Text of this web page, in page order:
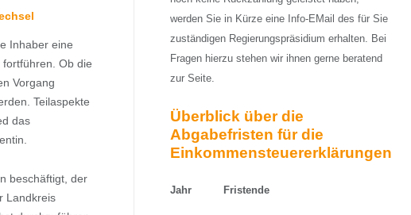
Inhaber eine
Ob die
Vorgang
Teilaspekte
das
beschäftigt, der
Landkreis
werden Sie in Kürze eine Info-EMail des für Sie
zuständigen Regierungspräsidium erhalten. Bei
Fragen hierzu stehen wir ihnen gerne beratend
zur Seite.
Überblick über die
Abgabefristen für die
Einkommensteuererklärungen
Jahr Fristende